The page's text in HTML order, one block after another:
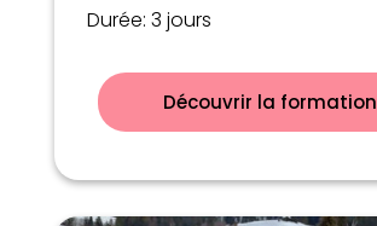
Durée: 3 jours
Découvrir la formation